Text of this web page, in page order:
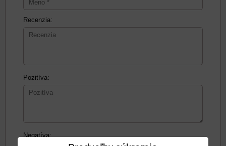
Recenzia:
Pozitíva:
Negatíva: